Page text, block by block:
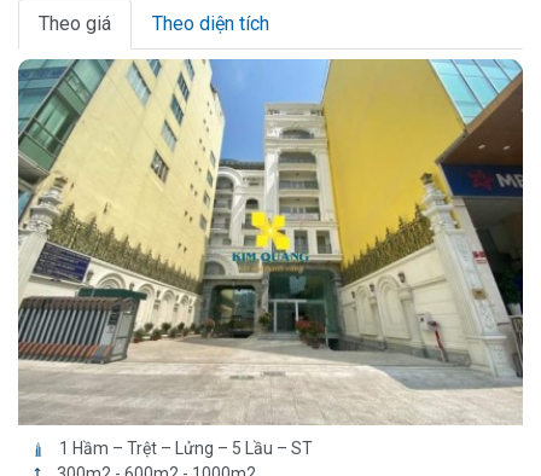
Theo giá Theo diện tích
1 Hầm – Trệt – Lửng – 5 Lầu – ST